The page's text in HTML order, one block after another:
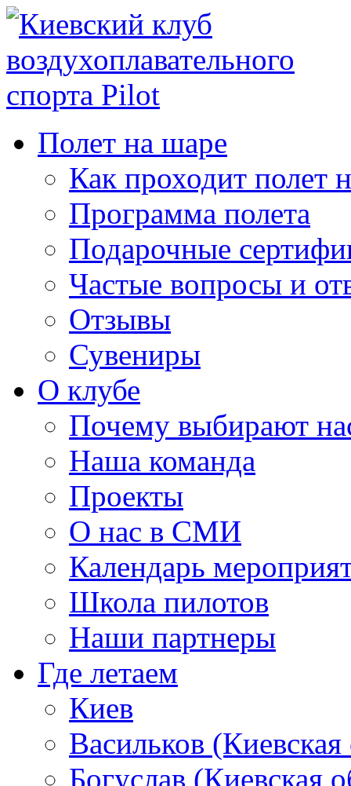
Полет на шаре
Как проходит полет
Программа полета
Подарочные
Частые вопросы и
Отзывы
Сувениры
О клубе
Почему выбирают
Наша команда
Проекты
О нас в СМИ
Календарь
Школа пилотов
Наши партнеры
Где летаем
Киев
Васильков
Богуслав (Киевская